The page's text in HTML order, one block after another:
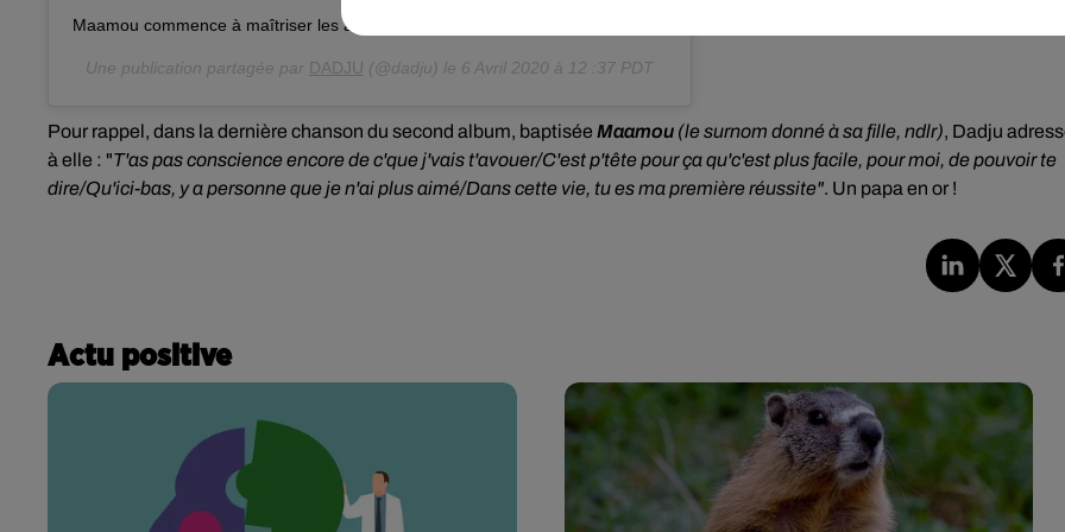
Maamou commence à maîtriser les ambiances... #restezchezvous
Une publication partagée par DADJU (@dadju) le 6 Avril 2020 à 12 :37 PDT
Pour rappel, dans la dernière chanson du second album, baptisée Maamou (le surnom donné à sa fille, ndlr), Dadju
à elle : "T'as pas conscience encore de c'que j'vais t'avouer/C'est p'tête pour ça qu'c'est plus facile, pour moi, de pouvoir te
dire/Qu'ici-bas, y a personne que je n'ai plus aimé/Dans cette vie, tu es ma première réussite". Un papa en or !
Actu positive